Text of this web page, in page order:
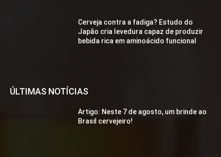
Cerveja contra a fadiga? Estudo do
Japão cria levedura capaz de produzir
bebida rica em aminoácido funcional
ÚLTIMAS NOTÍCIAS
Artigo: Neste 7 de agosto, um brinde ao
Brasil cervejeiro!